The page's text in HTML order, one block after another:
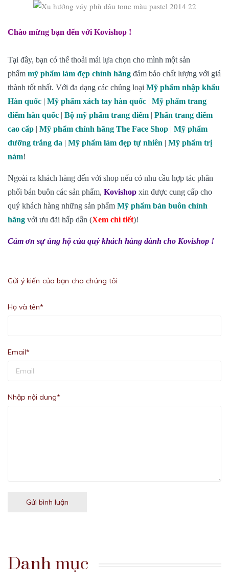
Chào mừng bạn đến với Kovishop !
Tại đây, bạn có thể thoải mái lựa chọn cho mình một sản
phẩm mỹ phẩm làm đẹp chính hãng đảm bảo chất lượng với giá
thành tốt nhất. Với đa dạng các chủng loại Mỹ phẩm nhập khẩu
Hàn quốc | Mỹ phẩm xách tay hàn quốc | Mỹ phẩm trang
điểm hàn quốc | Bộ mỹ phẩm trang điểm | Phấn trang điểm
cao cấp | Mỹ phẩm chính hãng The Face Shop | Mỹ phẩm
dưỡng trắng da | Mỹ phẩm làm đẹp tự nhiên | Mỹ phẩm trị
nám!
Ngoài ra khách hàng đến với shop nếu có nhu cầu hợp tác phân
phối bán buôn các sản phẩm, Kovishop xin được cung cấp cho
quý khách hàng những sản phẩm Mỹ phẩm bán buôn chính
hãng với ưu đãi hấp dẫn (Xem chi tiết)!
Cảm ơn sự ủng hộ của quý khách hàng dành cho Kovishop !
Gửi ý kiến của bạn cho chúng tôi
Họ và tên*
Email*
Nhập nội dung*
Gửi bình luận
Danh mục